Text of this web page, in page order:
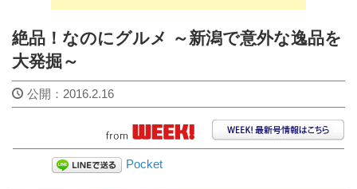
絶品！なのにグルメ ～新潟で意外な逸品を
大発掘～
公開： 2016.2.16
Pocket